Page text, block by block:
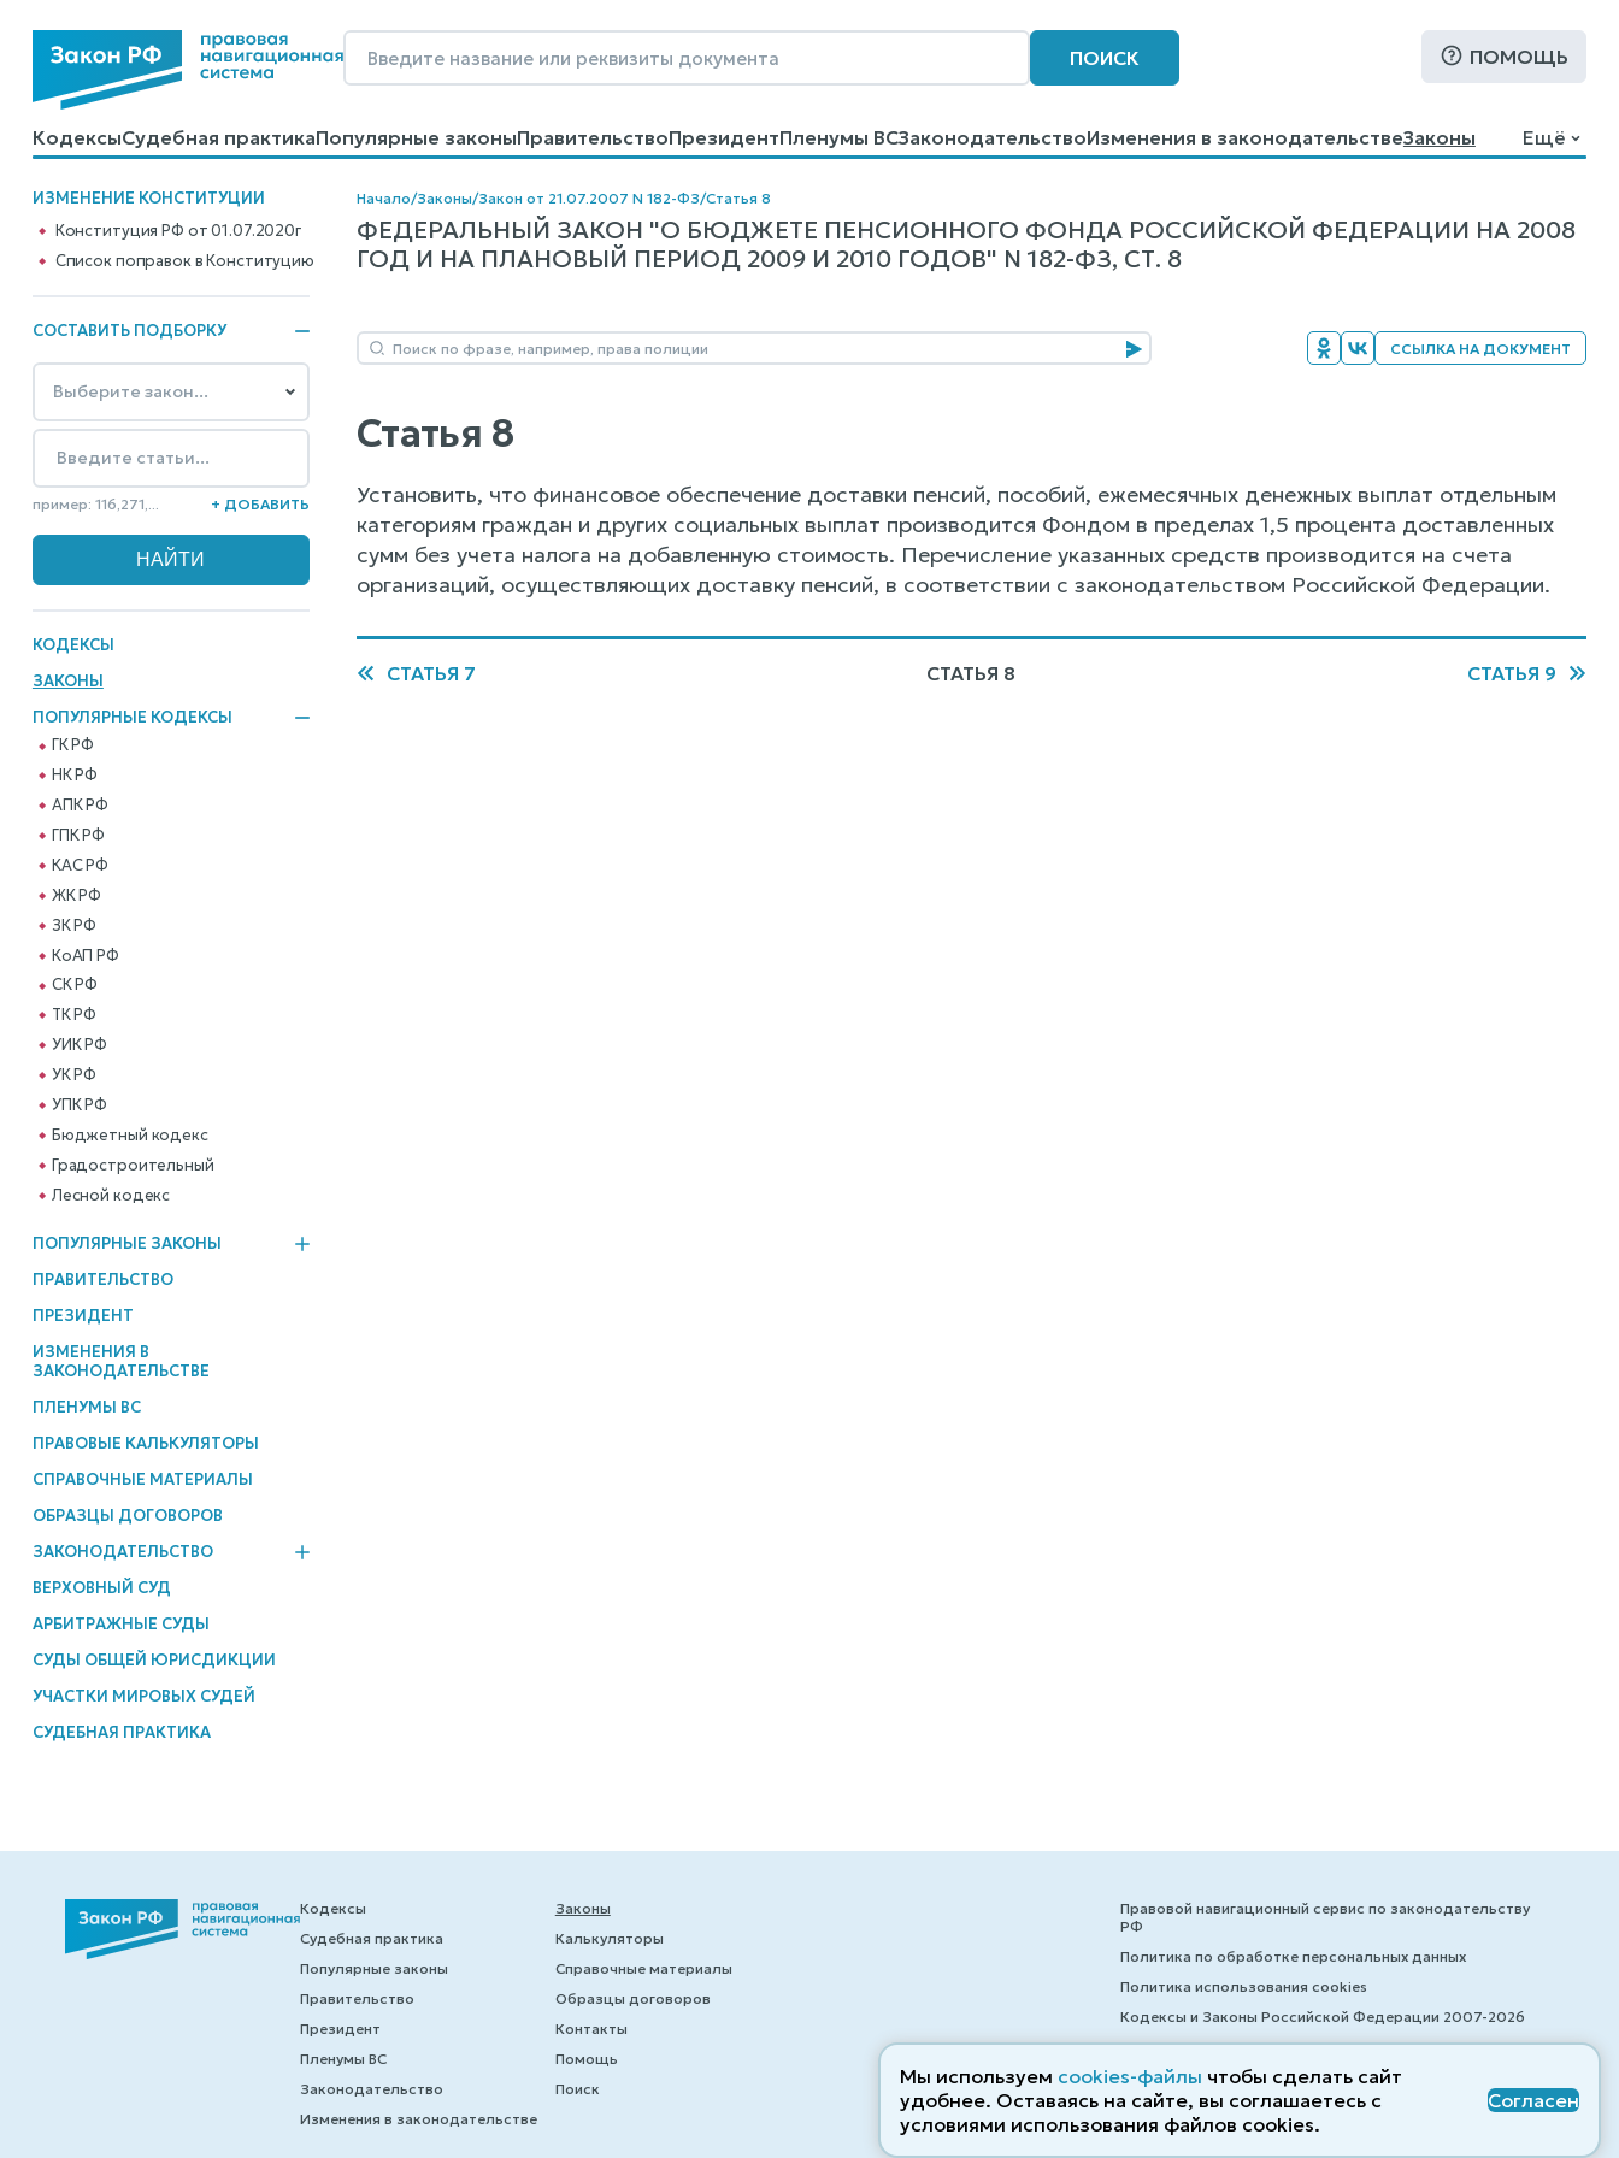
ПОИСК ПОМОЩЬ
КодексыСудебная практикаПопулярные законыПравительствоПрезидентПленумы ВСЗаконодательствоИзменения в законодательствеЗаконы
КалькуляторыСправочные материалыОбразцы договоровКонтактыПомощьПоиск
Ещё
ИЗМЕНЕНИЕ КОНСТИТУЦИИ
Конституция РФ от 01.07.2020г
Cписок поправок в Конституцию
СОСТАВИТЬ ПОДБОРКУ
пример: 116,271,... + ДОБАВИТЬ
КОДЕКСЫ
ЗАКОНЫ
ПОПУЛЯРНЫЕ КОДЕКСЫ
ГК РФ
НК РФ
АПК РФ
ГПК РФ
КАС РФ
ЖК РФ
ЗК РФ
КоАП РФ
СК РФ
ТК РФ
УИК РФ
УК РФ
УПК РФ
Бюджетный кодекс
Градостроительный
Лесной кодекс
ПОПУЛЯРНЫЕ ЗАКОНЫ
ПРАВИТЕЛЬСТВО
ПРЕЗИДЕНТ
ИЗМЕНЕНИЯ В
ЗАКОНОДАТЕЛЬСТВЕ
ПЛЕНУМЫ ВС
ПРАВОВЫЕ КАЛЬКУЛЯТОРЫ
СПРАВОЧНЫЕ МАТЕРИАЛЫ
ОБРАЗЦЫ ДОГОВОРОВ
ЗАКОНОДАТЕЛЬСТВО
ВЕРХОВНЫЙ СУД
АРБИТРАЖНЫЕ СУДЫ
СУДЫ ОБЩЕЙ ЮРИСДИКЦИИ
УЧАСТКИ МИРОВЫХ СУДЕЙ
СУДЕБНАЯ ПРАКТИКА
Начало/Законы/Закон от 21.07.2007 N 182-ФЗ/Статья 8
ФЕДЕРАЛЬНЫЙ ЗАКОН "О БЮДЖЕТЕ ПЕНСИОННОГО ФОНДА РОССИЙСКОЙ ФЕДЕРАЦИИ НА 2008
ГОД И НА ПЛАНОВЫЙ ПЕРИОД 2009 И 2010 ГОДОВ" N 182-ФЗ, СТ. 8
ССЫЛКА НА ДОКУМЕНТ
Статья 8
Установить, что финансовое обеспечение доставки пенсий, пособий, ежемесячных денежных выплат отдельным
категориям граждан и других социальных выплат производится Фондом в пределах 1,5 процента доставленных
сумм без учета налога на добавленную стоимость. Перечисление указанных средств производится на счета
организаций, осуществляющих доставку пенсий, в соответствии с законодательством Российской Федерации.
СТАТЬЯ 7 СТАТЬЯ 8 СТАТЬЯ 9
Кодексы
Судебная практика
Популярные законы
Правительство
Президент
Пленумы ВС
Законодательство
Изменения в законодательстве
Законы
Калькуляторы
Справочные материалы
Образцы договоров
Контакты
Помощь
Поиск
Правовой навигационный сервис по законодательству
РФ
Политика по обработке персональных данных
Политика использования cookies
Кодексы и Законы Российской Федерации 2007-2026
© ZAKONRF.INFO
Мы используем cookies-файлы чтобы сделать сайт
удобнее. Оставаясь на сайте, вы соглашаетесь с
условиями использования файлов cооkies.
Согласен